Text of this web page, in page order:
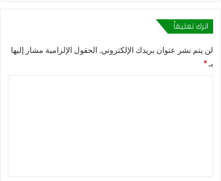
اترك تعليقاً
لن يتم نشر عنوان بريدك الإلكتروني. الحقول الإلزامية مشار إليها
بـ *